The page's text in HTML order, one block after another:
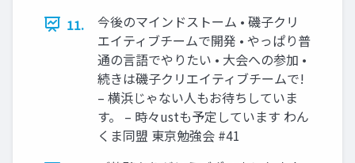
11.
今後のマインドストーム • 磯子クリ
エイティブチームで開発 • やっぱり普
通の言語でやりたい • 大会への参加 •
続きは磯子クリエイティブチームで!
– 横浜じゃない人もお待ちしていま
す。 – 時々ustも予定しています わん
くま同盟 東京勉強会 #41